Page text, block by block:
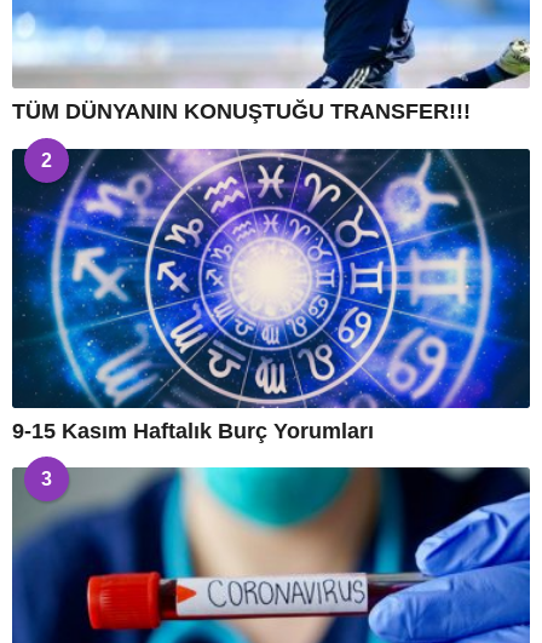
TÜM DÜNYANIN KONUŞTUĞU TRANSFER!!!
2
9-15 Kasım Haftalık Burç Yorumları
3